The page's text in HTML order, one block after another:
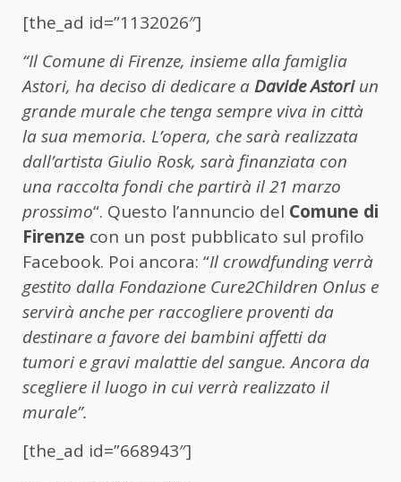
[the_ad id=”1132026″]
“Il Comune di Firenze, insieme alla famiglia
Astori, ha deciso di dedicare aDavide Astoriun
grande murale che tenga sempre viva in città
la sua memoria. L’opera, che sarà realizzata
dall’artista Giulio Rosk, sarà finanziata con
una raccolta fondi che partirà il 21 marzo
prossimo“. Questo l’annuncio del Comune di
Firenze con un post pubblicato sul profilo
Facebook. Poi ancora: “Il crowdfunding verrà
gestito dalla Fondazione Cure2Children Onlus e
servirà anche per raccogliere proventi da
destinare a favore dei bambini affetti da
tumori e gravi malattie del sangue. Ancora da
scegliere il luogo in cui verrà realizzato il
murale”.
[the_ad id=”668943″]